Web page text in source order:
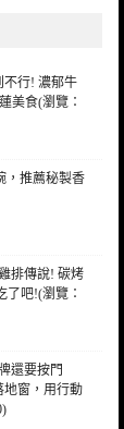
不行! 濃郁牛
美食(瀏覽：
，推薦秘製香
排傳說! 碳烤
了吧!(瀏覽：
還要按門
地窗，用行動